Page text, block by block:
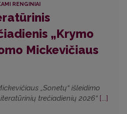
RENGINIAI
„Krymo
Mickevičiaus
„Sonetų“ išleidimo
trečiadienių 2026“ [...]